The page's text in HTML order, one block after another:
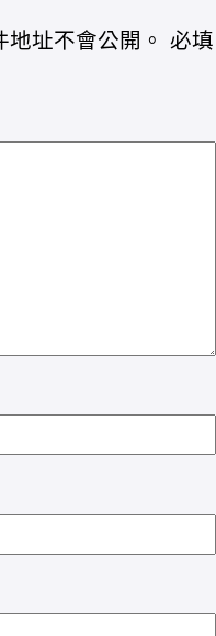
址不會公開。 必填